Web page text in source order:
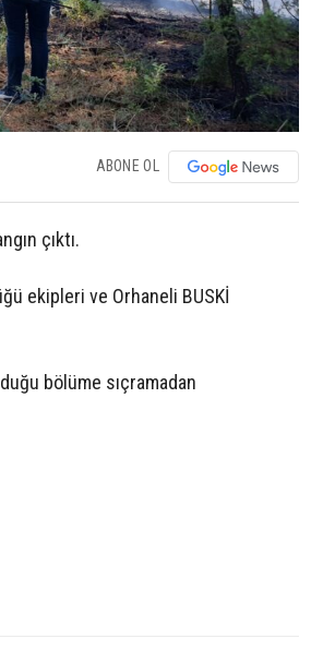
ABONE OL
çıktı.
ekipleri ve Orhaneli BUSKİ
bölüme sıçramadan